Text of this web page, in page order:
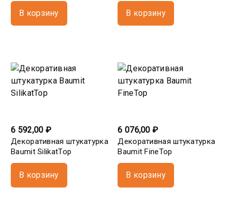
В корзину В корзину
6 592,00 ₽
Декоративная штукатурка
Baumit SilikatTop
В корзину
6 076,00 ₽
Декоративная штукатурка
Baumit FineTop
В корзину